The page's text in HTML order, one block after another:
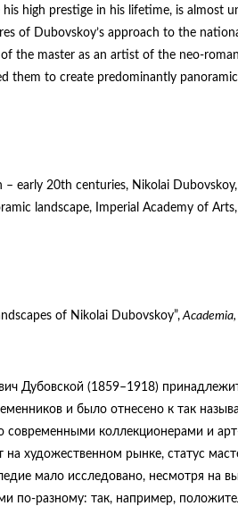
his high prestige in his lifetime, is almost
of Dubovskoy’s approach to the
the master as an artist of the neo-
them to create predominantly
early 20th centuries, Nikolai
landscape, Imperial Academy of
of Nikolai Dubovskoy”, Academia,
Дубовской (1859–1918)
и было отнесено к так
современными коллекционерами и
художественном рынке, статус
мало исследовано, несмотря на
по-разному: так, например,